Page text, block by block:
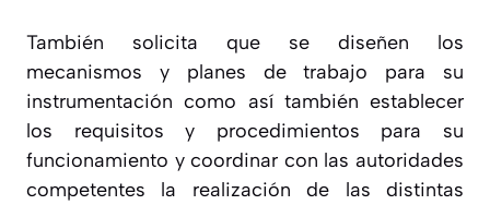
También solicita que se diseñen los
mecanismos y planes de trabajo para su
instrumentación como así también establecer
los requisitos y procedimientos para su
funcionamiento y coordinar con las autoridades
competentes la realización de las distintas